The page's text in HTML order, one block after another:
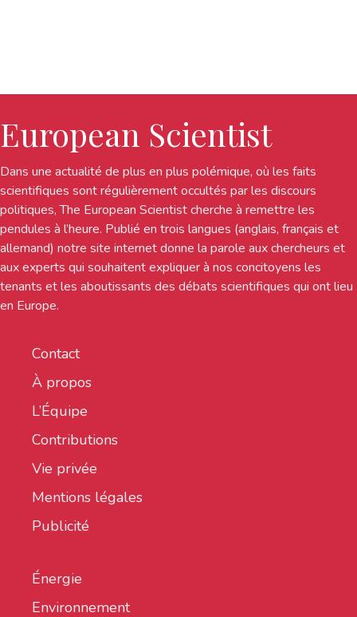
European Scientist
Dans une actualité de plus en plus polémique, où les faits
scientifiques sont régulièrement occultés par les discours
politiques, The European Scientist cherche à remettre les
pendules à l’heure. Publié en trois langues (anglais, français et
allemand) notre site internet donne la parole aux chercheurs et
aux experts qui souhaitent expliquer à nos concitoyens les
tenants et les aboutissants des débats scientifiques qui ont lieu
en Europe.
Contact
À propos
L’Équipe
Contributions
Vie privée
Mentions légales
Publicité
Énergie
Environnement